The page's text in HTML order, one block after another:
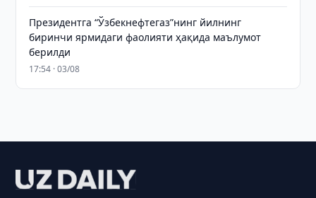
Президентга “Ўзбекнефтегаз”нинг йилнинг
биринчи ярмидаги фаолияти ҳақида маълумот
берилди
17:54 · 03/08